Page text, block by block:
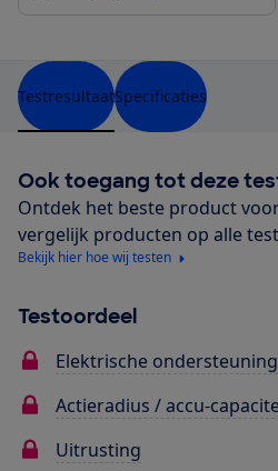
TestresultaatSpecificaties
Ook toegang tot deze
Ontdek het beste product
vergelijk producten op alle
Bekijk hier hoe wij testen
Testoordeel
Elektrische ondersteuning
Actieradius / accu-
Uitrusting